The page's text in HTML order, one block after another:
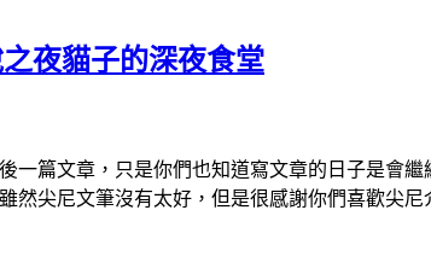
夜貓子的深夜食堂
一篇文章，只是你們也知道寫文章的日子是會繼
然尖尼文筆沒有太好，但是很感謝你們喜歡尖